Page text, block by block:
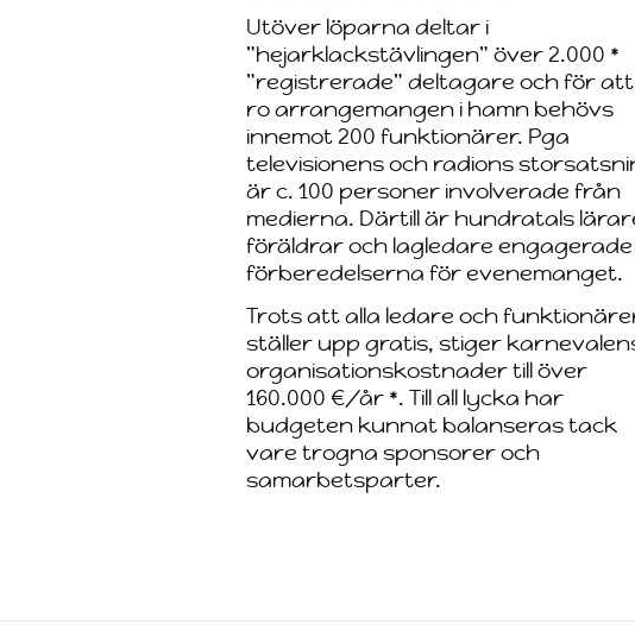
Utöver löparna deltar i
"hejarklackstävlingen" över 2.000 *
"registrerade" deltagare och för att
ro arrangemangen i hamn behövs
innemot 200 funktionärer. Pga
televisionens och radions
är c. 100 personer involverade från
medierna. Därtill är hundratals
föräldrar och lagledare engagerade
förberedelserna för evenemanget.
Trots att alla ledare och
ställer upp gratis, stiger
organisationskostnader till över
160.000 €/år *. Till all lycka har
budgeten kunnat balanseras tack
vare trogna sponsorer och
samarbetsparter.